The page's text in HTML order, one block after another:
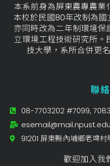
本系前身為屏東農專農業
本校於民國80年改制為
亦同時改為二年制環境
立環境工程技術研究所
技大學，系所合併更
聯
08-7703202 #7099,
91201 屏東縣內埔鄉老埤村
歡迎加入我